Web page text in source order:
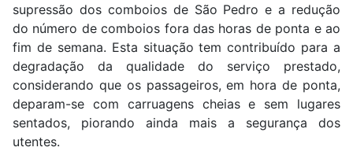
supressão dos comboios de São Pedro e a redução
do número de comboios fora das horas de ponta e ao
fim de semana. Esta situação tem contribuído para a
degradação da qualidade do serviço prestado,
considerando que os passageiros, em hora de ponta,
deparam-se com carruagens cheias e sem lugares
sentados, piorando ainda mais a segurança dos
utentes.